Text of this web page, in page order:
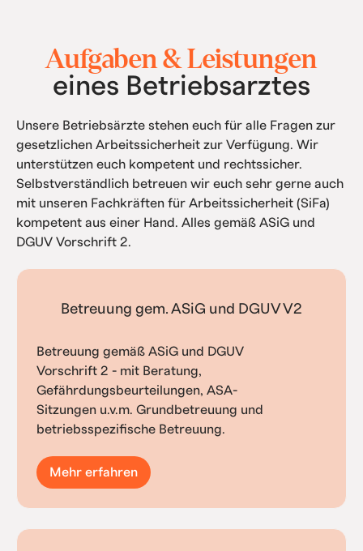
Aufgaben & Leistungen
eines Betriebsarztes
Unsere Betriebsärzte stehen euch für alle Fragen zur
gesetzlichen Arbeitssicherheit zur Verfügung. Wir
unterstützen euch kompetent und rechtssicher.
Selbstverständlich betreuen wir euch sehr gerne auch
mit unseren Fachkräften für Arbeitssicherheit (SiFa)
kompetent aus einer Hand. Alles gemäß ASiG und
DGUV Vorschrift 2.
Betreuung gem. ASiG und DGUV V2
Betreuung gemäß ASiG und DGUV
Vorschrift 2 - mit Beratung,
Gefährdungsbeurteilungen, ASA-
Sitzungen u.v.m. Grundbetreuung und
betriebsspezifische Betreuung.
Mehr erfahren